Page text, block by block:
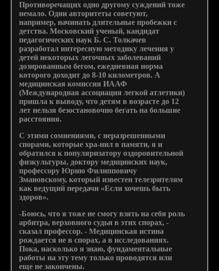
Противоречащих одно другому суждений тоже
немало. Одни авторитеты советуют,
например, начинать длительные пробежки с
детства. Московский ученый, кандидат
педагогических наук Б. С. Толкачев
разработал интересную методику лечения у
детей некоторых легочных заболеваний
дозированным бегом, ежедневная норма
которого доходит до 8-10 километров. А
медицинская комиссия ИААФ
(Международная ассоциация легкой атлетики)
пришла к выводу, что детям в возрасте до 12
лет нельзя безостановочно бегать на большие
расстояния.
С этими сомнениями, с неразрешенными
спорами, которые хра-нил в памяти, я и
обратился к популяризатору оздоровительной
физкультуры, доктору медицинских наук,
профессору Юрию Филипповичу
Змановскому, который известен телезрителям
как ведущий передачи «Если хочешь быть
здоров».
-Боюсь, что я тоже не смогу взять на себя роль
арбитра, верховного судьи в этих спорах, -
сказал профессор. - Медицинская истина
рождается не в спорах, а в исследованиях.
Пока, насколько я знаю, фундаментальные
работы на эту тему только проводятся или
еще не закончены.